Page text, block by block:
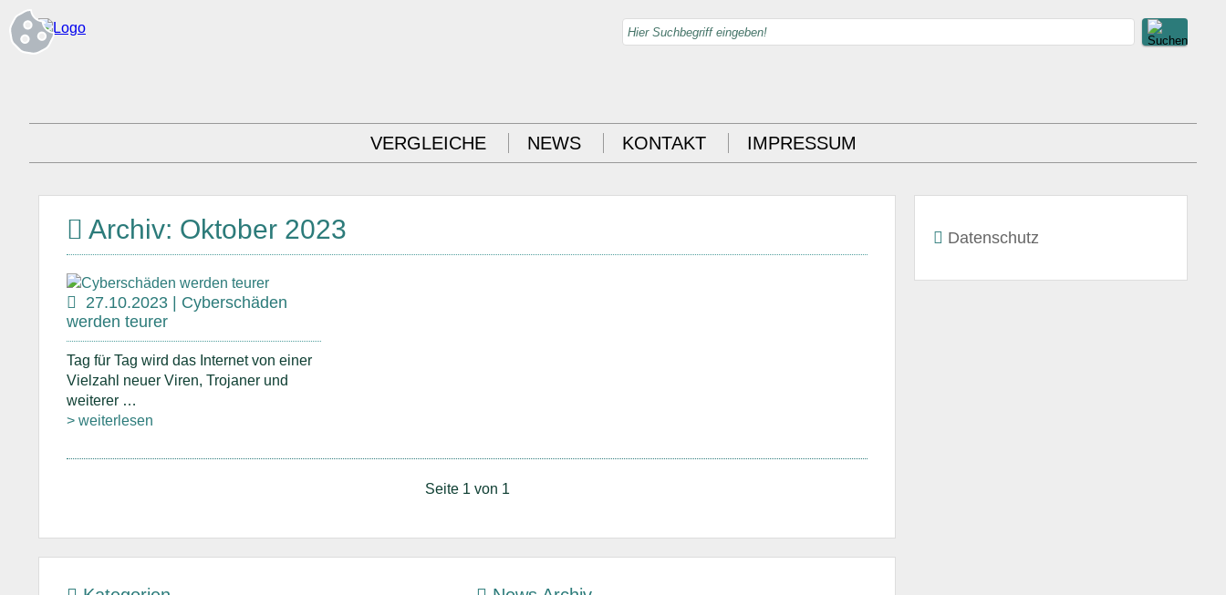
VERGLEICHE NEWS KONTAKT IMPRESSUM
Datenschutz
Archiv: Oktober 2023
27.10.2023 | Cyberschäden
werden teurer
Tag für Tag wird das Internet von einer
Vielzahl neuer Viren, Trojaner und
weiterer …
> weiterlesen
Seite 1 von 1